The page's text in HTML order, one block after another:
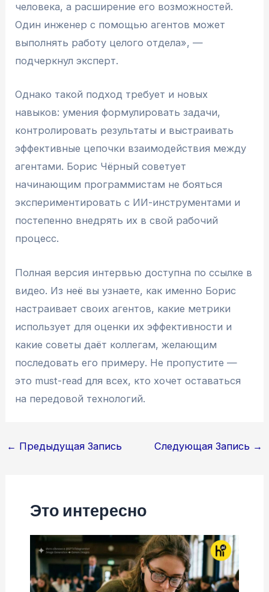
человека, а расширение его возможностей.
Один инженер с помощью агентов может
выполнять работу целого отдела», —
подчеркнул эксперт.
Однако такой подход требует и новых
навыков: умения формулировать задачи,
контролировать результаты и выстраивать
эффективные цепочки взаимодействия между
агентами. Борис Чёрный советует
начинающим программистам не бояться
экспериментировать с ИИ-инструментами и
постепенно внедрять их в свой рабочий
процесс.
Полная версия интервью доступна по ссылке в
видео. Из неё вы узнаете, как именно Борис
настраивает своих агентов, какие метрики
использует для оценки их эффективности и
какие советы даёт коллегам, желающим
последовать его примеру. Не пропустите —
это must-read для всех, кто хочет оставаться
на передовой технологий.
Навигация
← Предыдущая Запись Следующая Запись →
Это интересно